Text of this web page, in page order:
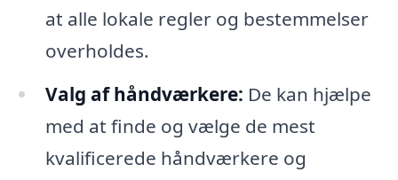
at alle lokale regler og bestemmelser
overholdes.
Valg af håndværkere: De kan hjælpe
med at finde og vælge de mest
kvalificerede håndværkere og